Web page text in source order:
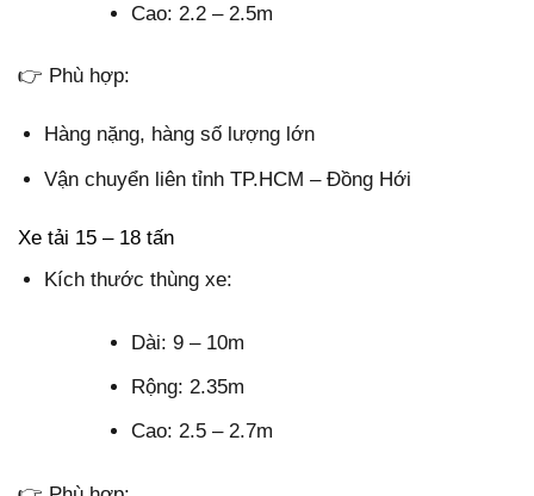
Cao: 2.2 – 2.5m
👉 Phù hợp:
Hàng nặng, hàng số lượng lớn
Vận chuyển liên tỉnh TP.HCM – Đồng Hới
Xe tải 15 – 18 tấn
Kích thước thùng xe:
Dài: 9 – 10m
Rộng: 2.35m
Cao: 2.5 – 2.7m